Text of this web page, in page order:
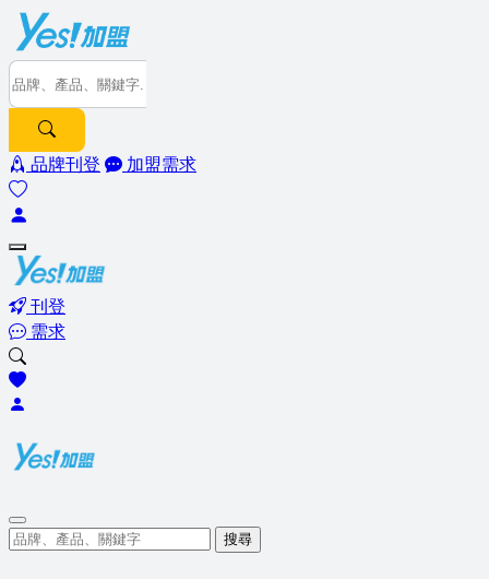
品牌刊登 加盟需求
刊登
需求
搜尋